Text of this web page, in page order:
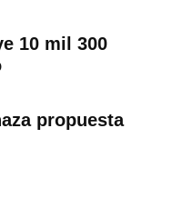
10 mil 300
propuesta